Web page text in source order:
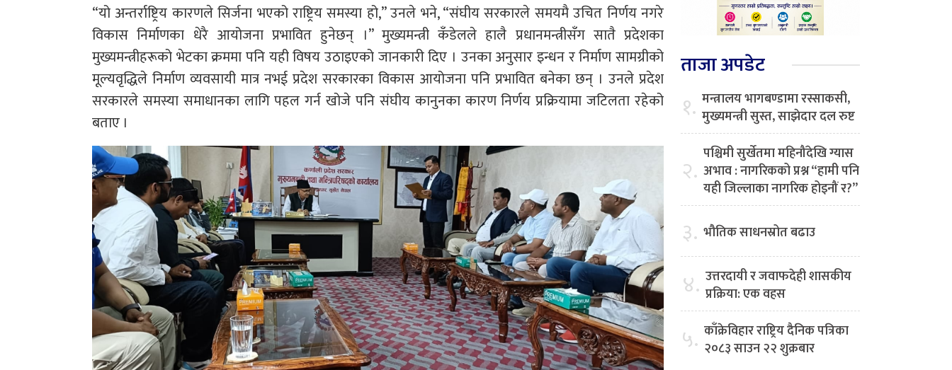
“यो अन्तर्राष्ट्रिय कारणले सिर्जना भएको राष्ट्रिय समस्या हो,” उनले भने, “संघीय सरकारले समयमै उचित निर्णय नगरे
विकास निर्माणका धेरै आयोजना प्रभावित हुनेछन् ।” मुख्यमन्त्री कँडेलले हालै प्रधानमन्त्रीसँग सातै प्रदेशका
मुख्यमन्त्रीहरूको भेटका क्रममा पनि यही विषय उठाइएको जानकारी दिए । उनका अनुसार इन्धन र निर्माण सामग्रीको
मूल्यवृद्धिले निर्माण व्यवसायी मात्र नभई प्रदेश सरकारका विकास आयोजना पनि प्रभावित बनेका छन् । उनले प्रदेश
सरकारले समस्या समाधानका लागि पहल गर्न खोजे पनि संघीय कानुनका कारण निर्णय प्रक्रियामा जटिलता रहेको
बताए ।
ताजा अपडेट
१. मन्त्रालय भागबण्डामा रस्साकसी,
मुख्यमन्त्री सुस्त, साझेदार दल रुष्ट
२. पश्चिमी सुर्खेतमा महिनौंदेखि ग्यास
अभाव : नागरिकको प्रश्न “हामी पनि
यही जिल्लाका नागरिक होइनौं र?”
३. भौतिक साधनस्रोत बढाउ
४. उत्तरदायी र जवाफदेही शासकीय
प्रक्रिया: एक वहस
५. काँक्रेविहार राष्ट्रिय दैनिक पत्रिका
२०८३ साउन २२ शुक्रबार